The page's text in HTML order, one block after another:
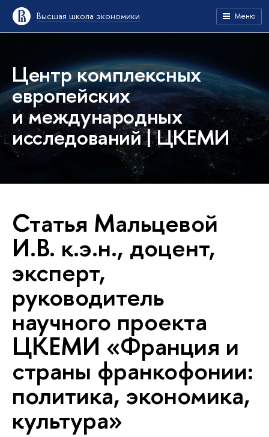
Высшая школа экономики Меню
Центр комплексных
европейских
и международных
исследований | ЦКЕМИ
Статья Мальцевой
И.В. к.э.н., доцент,
эксперт,
руководитель
научного проекта
ЦКЕМИ «Франция и
страны франкофонии:
политика, экономика,
культура»